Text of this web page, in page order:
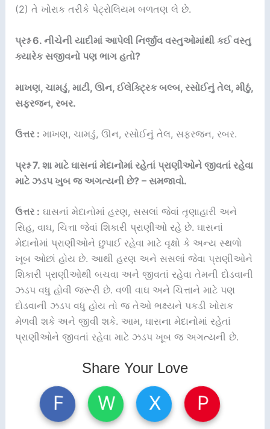
(2) તે ખોરાક તરીકે પેટ્રોલિયમ બળતણ લે છે.
પ્રશ્ન 6. નીચેની યાદીમાં આપેલી નિર્જીવ વસ્તુઓમાંથી કઈ વસ્તુ
ક્યારેક સજીવનો પણ ભાગ હતો?
માખણ, ચામડું, માટી, ઊન, ઈલેક્ટ્રિક બલ્બ, રસોઈનું તેલ, મીઠું,
સફરજન,રબર.
ઉત્તર : માખણ, ચામડું, ઊન, રસોઈનું તેલ, સફરજન, રબર.
પ્રશ્ન 7. શા માટે ઘાસનાં મેદાનોમાં રહેતાં પ્રાણીઓને જીવતાં રહેવા
માટે ઝડપ ખુબ જ અગત્યની છે? – સમજાવો.
ઉત્તર : ઘાસનાં મેદાનોમાં હરણ, સસલાં જેવાં તૃણાહારી અને
સિહ, વાઘ, ચિત્તા જેવાં શિકારી પ્રાણીઓ રહે છે. ઘાસનાં
મેદાનોમાં પ્રાણીઓને છુપાઈ રહેવા માટે વૃક્ષો કે અન્ય સ્થળો
ખૂબ ઓછાં હોય છે. આથી હરણ અને સસલાં જેવા પ્રાણીઓને
શિકારી પ્રાણીઓથી બચવા અને જીવતાં રહેવા તેમની દોડવાની
ઝડપ વધુ હોવી જરૂરી છે. વળી વાઘ અને ચિત્તાને માટે પણ
દોડવાની ઝડપ વધુ હોય તો જ તેઓ ભક્ષ્યને પકડી ખોરાક
મેળવી શકે અને જીવી શકે. આમ, ઘાસના મેદાનોમાં રહેતાં
પ્રાણીઓને જીવતાં રહેવા માટે ઝડપ ખૂબ જ અગત્યની છે.
Share Your Love
F W X P